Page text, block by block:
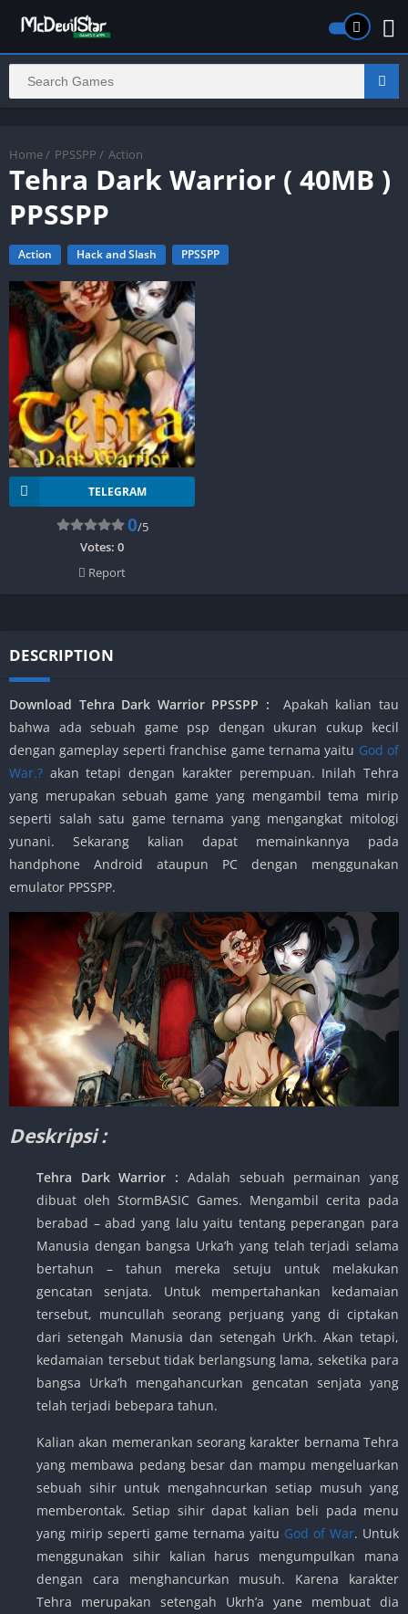
Home / PPSSPP / Action
Tehra Dark Warrior ( 40MB )
PPSSPP
Action Hack and Slash PPSSPP
TELEGRAM
0/5
Votes: 0
Report
DESCRIPTION
Download Tehra Dark Warrior PPSSPP : Apakah kalian tau
bahwa ada sebuah game psp dengan ukuran cukup kecil
dengan gameplay seperti franchise game ternama yaitu God of
War.? akan tetapi dengan karakter perempuan. Inilah Tehra
yang merupakan sebuah game yang mengambil tema mirip
seperti salah satu game ternama yang mengangkat mitologi
yunani. Sekarang kalian dapat memainkannya pada
handphone Android ataupun PC dengan menggunakan
emulator PPSSPP.
Deskripsi :
Tehra Dark Warrior : Adalah sebuah permainan yang
dibuat oleh StormBASIC Games. Mengambil cerita pada
berabad – abad yang lalu yaitu tentang peperangan para
Manusia dengan bangsa Urka’h yang telah terjadi selama
bertahun – tahun mereka setuju untuk melakukan
gencatan senjata. Untuk mempertahankan kedamaian
tersebut, muncullah seorang perjuang yang di ciptakan
dari setengah Manusia dan setengah Urk’h. Akan tetapi,
kedamaian tersebut tidak berlangsung lama, seketika para
bangsa Urka’h mengahancurkan gencatan senjata yang
telah terjadi bebepara tahun.
Kalian akan memerankan seorang karakter bernama Tehra
yang membawa pedang besar dan mampu mengeluarkan
sebuah sihir untuk mengahncurkan setiap musuh yang
memberontak. Setiap sihir dapat kalian beli pada menu
yang mirip seperti game ternama yaitu God of War. Untuk
menggunakan sihir kalian harus mengumpulkan mana
dengan cara menghancurkan musuh. Karena karakter
Tehra merupakan setengah Ukrh’a yane membuat dia